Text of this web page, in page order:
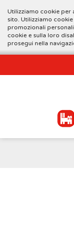
Utilizziamo cookie per
sito. Utilizziamo
promozionali
cookie e sulla loro
prosegui nella